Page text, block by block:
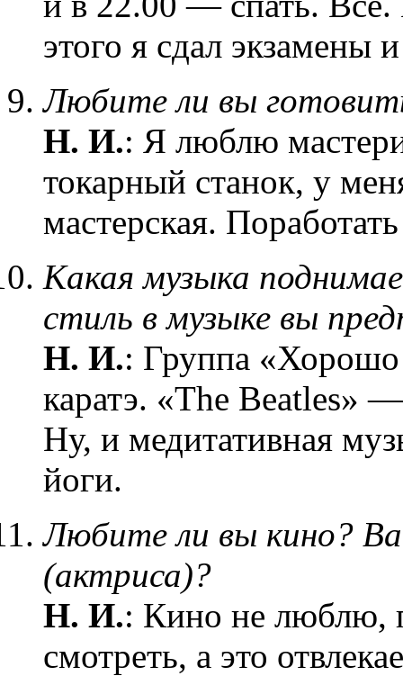
этого я сдал
Любите ли вы
Н. И.: Я люблю
токарный станок, у
мастерская.
Какая музыка
стиль в музыке вы
Н. И.: Группа
каратэ. «The Beatles»
Ну, и медитативная
йоги.
Любите ли вы кино?
(актриса)?
Н. И.: Кино не люблю,
смотреть, а это